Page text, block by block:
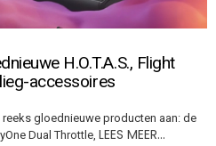
H.O.T.A.S., Flight
accessoires
gloednieuwe producten aan: de
Dual Throttle, LEES MEER…